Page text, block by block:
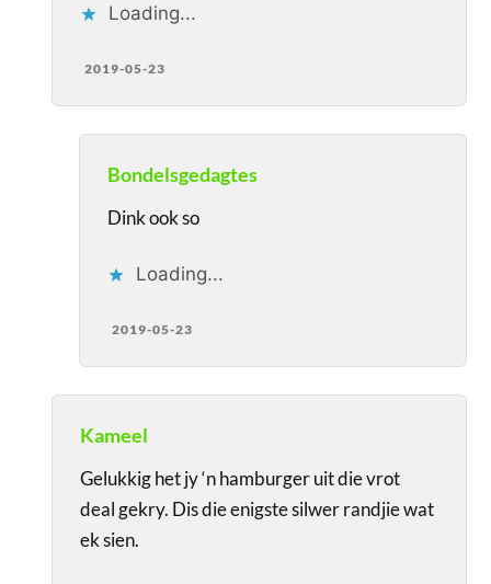
Loading...
2019-05-23
Bondelsgedagtes
Dink ook so
Loading...
2019-05-23
Kameel
Gelukkig het jy ‘n hamburger uit die vrot
deal gekry. Dis die enigste silwer randjie wat
ek sien.